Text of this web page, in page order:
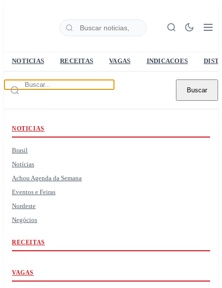
NOTICIAS RECEITAS VAGAS INDICACOES
Buscar
NOTICIAS
Brasil
Notícias
Achou Agenda da Semana
Eventos e Feiras
Nordeste
Negócios
RECEITAS
VAGAS